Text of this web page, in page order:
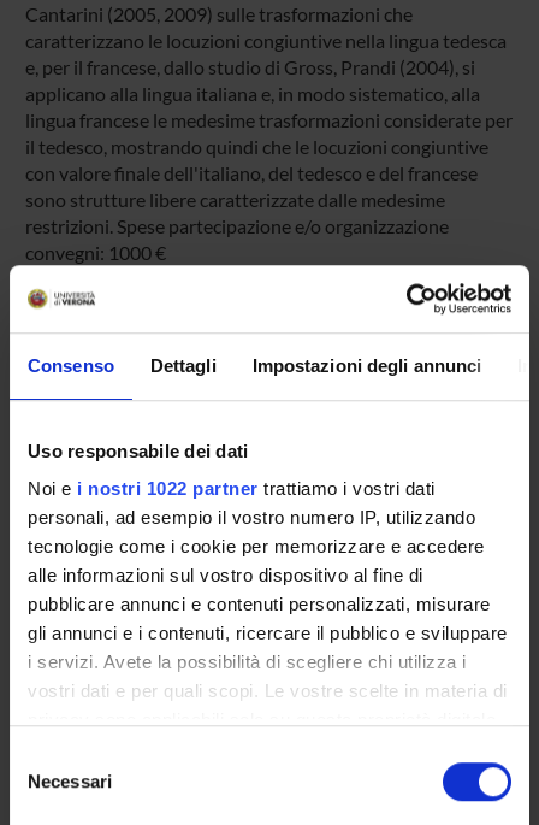
Consenso Dettagli Impostazioni degli annunci
Uso responsabile dei dati
Noi e i nostri 1022 partner trattiamo i vostri dati
personali, ad esempio il vostro numero IP, utilizzando
tecnologie come i cookie per memorizzare e accedere
alle informazioni sul vostro dispositivo al fine di
pubblicare annunci e contenuti personalizzati, misurare
gli annunci e i contenuti, ricercare il pubblico e sviluppare
i servizi. Avete la possibilità di scegliere chi utilizza i
vostri dati e per quali scopi. Le vostre scelte in materia di
modificare o revocare il proprio consenso in qualsiasi
momento dalla Dichiarazione sui cookie o facendo clic
delNecessari
Cantarini (2005, 2009) sulle trasformazioni che
caratterizzano le locuzioni congiuntive nella lingua tedesca
e, per il francese, dallo studio di Gross, Prandi (2004), si
applicano alla lingua italiana e, in modo sistematico, alla
lingua francese le medesime trasformazioni considerate per
il tedesco, mostrando quindi che le locuzioni congiuntive
con valore finale dell'italiano, del tedesco e del francese
sono strutture libere caratterizzate dalle medesime
restrizioni. Spese partecipazione e/o organizzazione
convegni: 1000 €
SPONSORS:
assigned and managed by the department
PROJECT PARTICIPANTS
Sibilla Cantarini
Associate Professor
RESEARCH AREAS INVOLVED IN THE PROJECT
Lingua e linguistica tedesca
Lexico-grammar – Lexikalische Grammatik
Lingua e linguistica francese